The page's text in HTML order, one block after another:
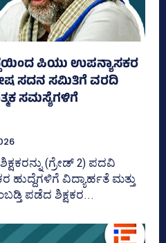
ಪಿಯು ಉಪನ್ಯಾಸಕರ
ಸದನ ಸಮಿತಿಗೆ ವರದಿ
ಸಮಸ್ಯೆಗಳಿಗೆ
(ಗ್ರೇಡ್‌ 2) ಪದವಿ
ಹುದ್ದೆಗಳಿಗೆ ವಿದ್ಯಾರ್ಹತೆ ಮತ್ತು
ಪಡೆದ ಶಿಕ್ಷಕರ...